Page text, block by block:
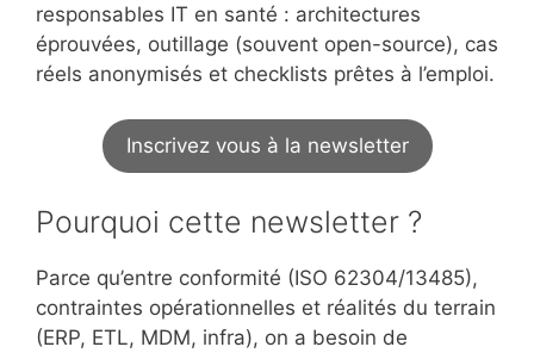
responsables IT en santé : architectures
éprouvées, outillage (souvent open-source), cas
réels anonymisés et checklists prêtes à l’emploi.
Inscrivez vous à la newsletter
Pourquoi cette newsletter ?
Parce qu’entre conformité (ISO 62304/13485),
contraintes opérationnelles et réalités du terrain
(ERP, ETL, MDM, infra), on a besoin de